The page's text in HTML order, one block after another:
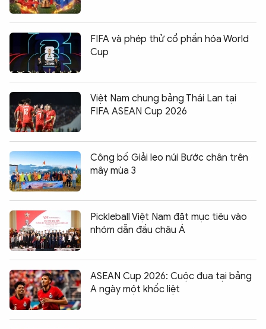
FIFA và phép thử cổ phần hóa World
Cup
Việt Nam chung bảng Thái Lan tại
FIFA ASEAN Cup 2026
Công bố Giải leo núi Bước chân trên
mây mùa 3
Pickleball Việt Nam đặt mục tiêu vào
nhóm dẫn đầu châu Á
ASEAN Cup 2026: Cuộc đua tại bảng
A ngày một khốc liệt